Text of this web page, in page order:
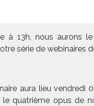
à 13h, nous aurons
série de webinaires
aura lieu vendredi
le quatrième opus de